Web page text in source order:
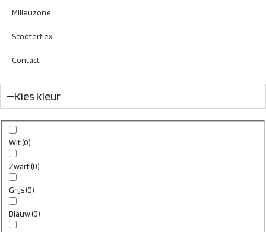
Milieuzone
Scooterflex
Contact
Kies kleur
Wit(0)
Zwart(0)
Grijs(0)
Blauw(0)